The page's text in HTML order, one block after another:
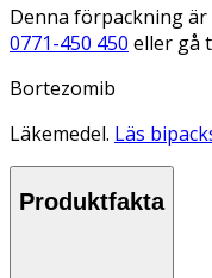
Denna förpackning
0771-450 450 eller gå
Bortezomib
Läkemedel. Läs
Produktfakta